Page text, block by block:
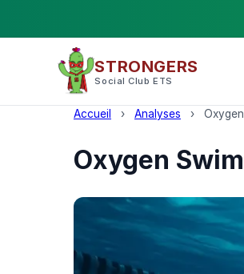
STRONGERS
Social Club ETS
Accueil › Analyses ›
Oxygen